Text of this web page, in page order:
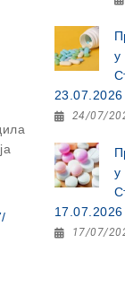
у
23.07.2026
24/07/
у
17.07.2026
17/07/